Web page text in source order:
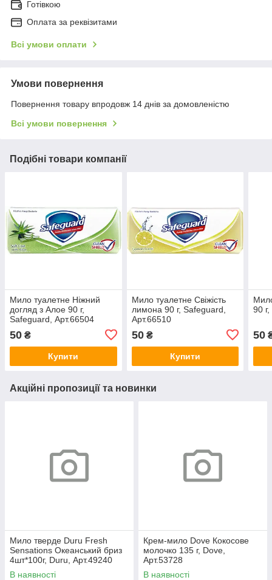
Готівкою
Оплата за реквізитами
Всі умови оплати
Умови повернення
Повернення товару впродовж 14 днів за домовленістю
Всі умови повернення
Подібні товари компанії
Мило туалетне Ніжний
догляд з Алое 90 г,
Safeguard, Арт.66504
50 ₴
Купити
Мило туалетне Свіжість
лимона 90 г, Safeguard,
Арт.66510
50₴
Купити
90
50
Акційні пропозиції та новинки
Мило тверде Duru Fresh
Sensations Океанський бриз
4шт*100г, Duru, Арт.49240
В наявності
Крем-мило Dove Кокосове
молочко 135 г, Dove,
Арт.53728
В наявності